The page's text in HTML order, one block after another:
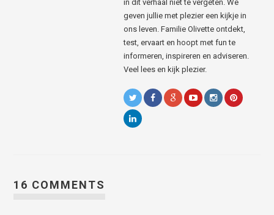
in dit verhaal niet te vergeten. We
geven jullie met plezier een kijkje in
ons leven. Familie Olivette ontdekt,
test, ervaart en hoopt met fun te
informeren, inspireren en adviseren.
Veel lees en kijk plezier.
16 COMMENTS